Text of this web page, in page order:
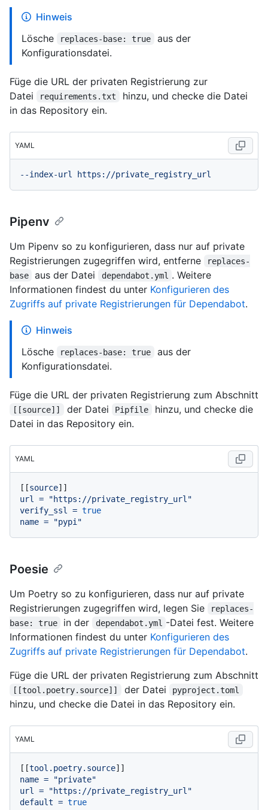
Hinweis
Lösche
replaces-base: true
aus der
Konfigurationsdatei.
Füge die URL der privaten Registrierung zur
Datei
requirements.txt
hinzu, und checke die Datei
in das Repository ein.
YAML
--index-url https://private_registry_url
Pipenv
Um Pipenv so zu konfigurieren, dass nur auf private
Registrierungen zugegriffen wird, entferne
replaces-
base
aus der Datei dependabot.yml . Weitere
Informationen findest du unter Konfigurieren des
Zugriffs auf private Registrierungen für Dependabot.
Hinweis
Lösche
replaces-base: true
aus der
Konfigurationsdatei.
Füge die URL der privaten Registrierung zum Abschnitt
[[source]] der Datei Pipfile
hinzu, und checke die
Datei in das Repository ein.
YAML
[[source
url
=
"https://private_registry_url"
verify_ssl
= true
name = "pypi"
Poesie
Um Poetry so zu konfigurieren, dass nur auf private
Registrierungen zugegriffen wird, legen Sie
replaces-
base: true
in der dependabot.yml -Datei fest. Weitere
Informationen findest du unter Konfigurieren des
Zugriffs auf private Registrierungen für Dependabot.
Füge die URL der privaten Registrierung zum Abschnitt
[[tool.poetry.source]] der Datei pyproject.toml
hinzu, und checke die Datei in das Repository ein.
YAML
[[tool.poetry.source
name =
"private"
url
=
"https://private_registry_url"
default = true